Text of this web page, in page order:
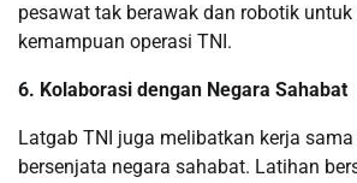
pesawat tak berawak dan robotik
kemampuan operasi TNI.
6. Kolaborasi dengan Negara Sahabat
Latgab TNI juga melibatkan kerja
bersenjata negara sahabat. Latihan